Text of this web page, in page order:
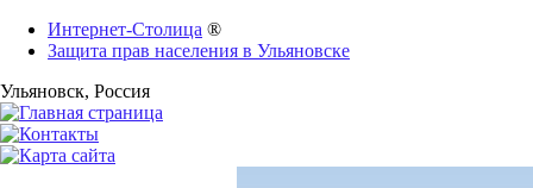
Интернет-Столица ®
Защита прав населения в Ульяновске
Ульяновск, Россия